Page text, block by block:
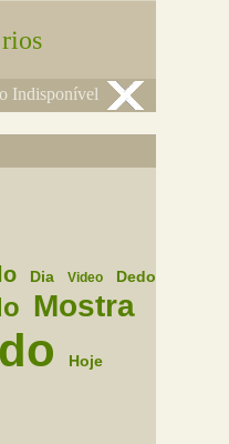
Indisponível
Dia Video
Dedo
Mostra
Hoje